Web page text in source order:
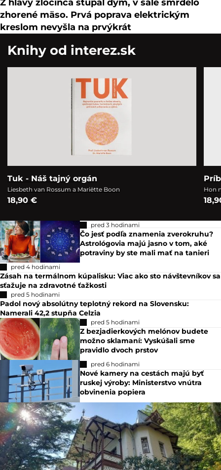
Z hlavy zločinca stúpal dym, v sále smrdelo
zhorené mäso. Prvá poprava elektrickým
kreslom nevyšla na prvýkrát
Knihy od interez.sk
Tuk - Náš tajný orgán
Liesbeth van Rossum a Mariëtte Boon
18,90 €
Hon
pred 3 hodinami
Čo jesť podľa znamenia zverokruhu?
Astrológovia majú jasno v tom, aké
potraviny by ste mali mať na tanieri
pred 4 hodinami
Zásah na termálnom kúpalisku: Viac ako sto návštevníkov sa
sťažuje na zdravotné ťažkosti
pred 5 hodinami
Padol nový absolútny teplotný rekord na Slovensku:
Namerali 42,2 stupňa Celzia
pred 5 hodinami
Z bezjadierkových melónov budete
možno sklamaní: Vyskúšali sme
pravidlo dvoch prstov
pred 6 hodinami
Nové kamery na cestách majú byť
ruskej výroby: Ministerstvo vnútra
obvinenia popiera